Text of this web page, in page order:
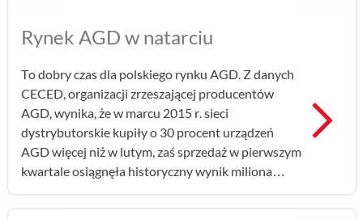
Rynek AGD w natarciu
To dobry czas dla polskiego rynku AGD. Z danych
CECED, organizacji zrzeszającej producentów
AGD, wynika, że w marcu 2015 r. sieci
dystrybutorskie kupiły o 30 procent urządzeń
AGD więcej niż w lutym, zaś sprzedaż w pierwszym
kwartale osiągnęła historyczny wynik miliona